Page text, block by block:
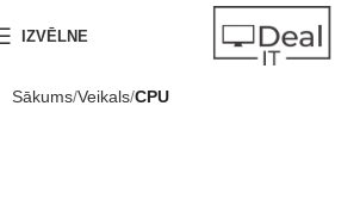
IZVĒLNE
Sākums Veikals CPU